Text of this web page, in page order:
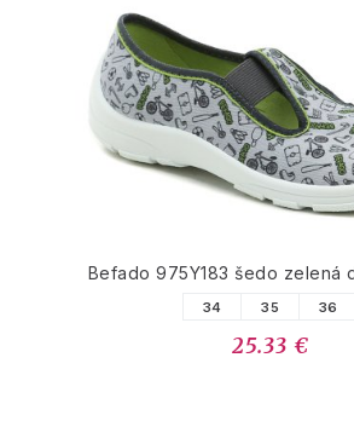
Befado 975Y183 šedo zelená
34 35 36
25.33 €